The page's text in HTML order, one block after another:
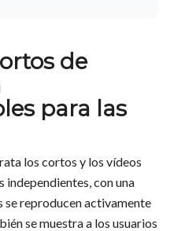
de
para las
los cortos y los vídeos
independientes, con una
reproducen activamente
se muestra a los usuarios